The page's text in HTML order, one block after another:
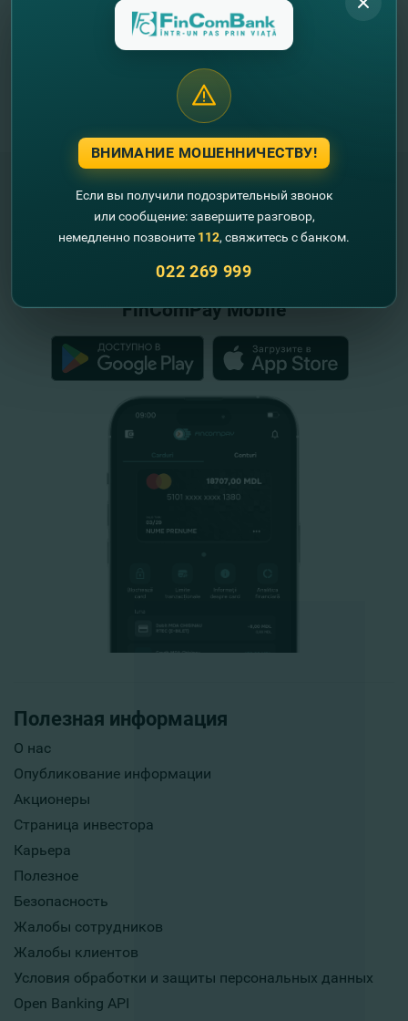
Полезная информация
О нас
Опубликование информации
Акционеры
Страница инвестора
Карьера
Полезное
Безопасность
Жалобы сотрудников
Жалобы клиентов
Условия обработки и защиты персональных данных
Open Banking API
"FinComBank" S.A. является членом
Схемы гарантирования депозитов
FinComPay Mobile
ВНИМАНИЕ МОШЕННИЧЕСТВУ!
Если вы получили подозрительный звонок
или сообщение: завершите разговор,
немедленно позвоните 112, свяжитесь с банком.
022 269 999